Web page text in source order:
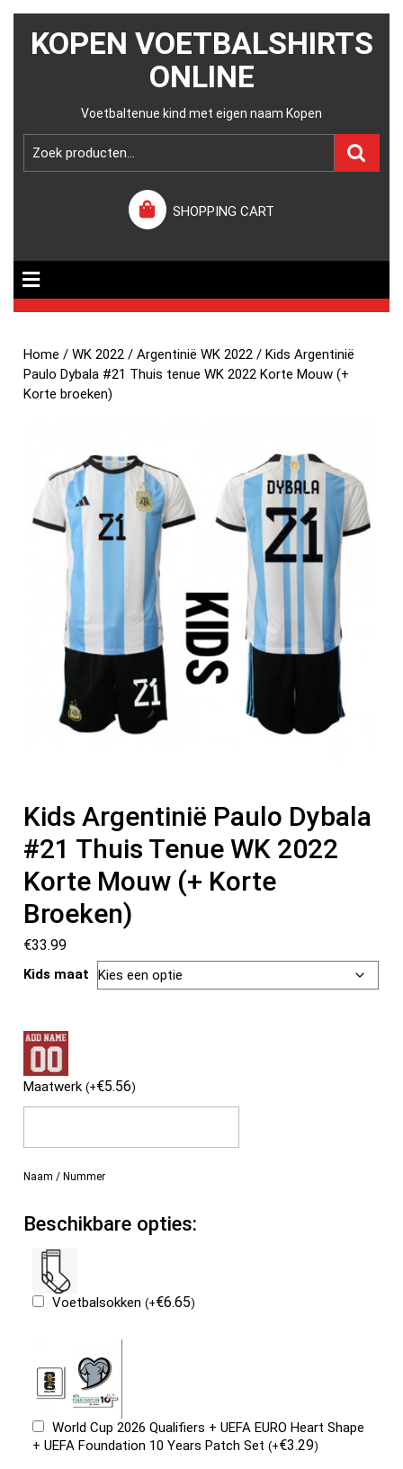
KOPEN VOETBALSHIRTS
ONLINE
Voetbaltenue kind met eigen naam Kopen
SHOPPING CART
Home /WK 2022 /Argentinië WK 2022 / Kids Argentinië
Paulo Dybala #21 Thuis tenue WK 2022 Korte Mouw (+
Korte broeken)
Kids Argentinië Paulo Dybala
#21 Thuis Tenue WK 2022
Korte Mouw (+ Korte
Broeken)
€33.99
Kids maat
Maatwerk(+€5.56)
Naam / Nummer
Beschikbare opties:
Voetbalsokken(+€6.65)
World Cup 2026 Qualifiers + UEFA EURO Heart Shape
+ UEFA Foundation 10 Years Patch Set(+€3.29)